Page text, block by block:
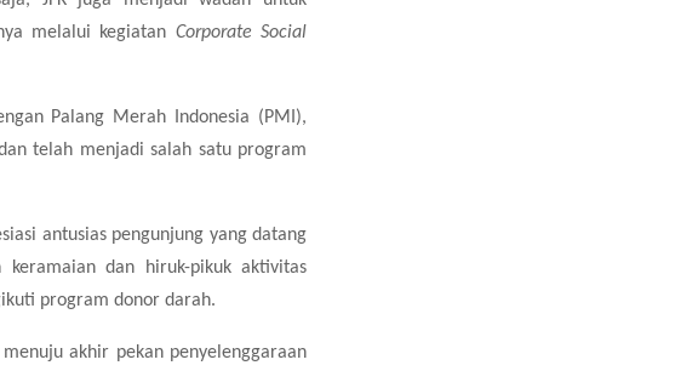
melalui kegiatan Corporate Social
Palang Merah Indonesia (PMI),
telah menjadi salah satu program
antusias pengunjung yang datang
dan hiruk-pikuk aktivitas
program donor darah.
akhir pekan penyelenggaraan